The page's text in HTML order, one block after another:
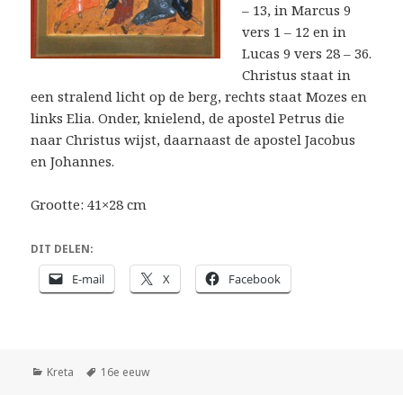
– 13, in Marcus 9
vers 1 – 12 en in
Lucas 9 vers 28 – 36.
Christus staat in
een stralend licht op de berg, rechts staat Mozes en
links Elia. Onder, knielend, de apostel Petrus die
naar Christus wijst, daarnaast de apostel Jacobus
en Johannes.
Grootte: 41×28 cm
DIT DELEN:
E-mail X Facebook
Categorieën
Kreta Tags
16e eeuw